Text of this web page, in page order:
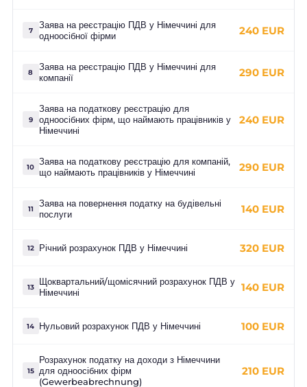
7
Заява на реєстрацію ПДВ у Німеччині для
одноосібної фірми
240 EUR
8
Заява на реєстрацію ПДВ у Німеччині для
компанії
290 EUR
9
Заява на податкову реєстрацію для
одноосібних фірм, що наймають працівників у
Німеччині
240 EUR
10 Заява на податкову реєстрацію для компаній,
що наймають працівників у Німеччині
290 EUR
11
Заява на повернення податку на будівельні
послуги
140 EUR
12 Річний розрахунок ПДВ у Німеччині 320 EUR
13
Щоквартальний/щомісячний розрахунок ПДВ у
Німеччині
140 EUR
14 Нульовий розрахунок ПДВ у Німеччині 100 EUR
15
Розрахунок податку на доходи з Німеччини
для одноосібних фірм
(Gewerbeabrechnung)
210 EUR